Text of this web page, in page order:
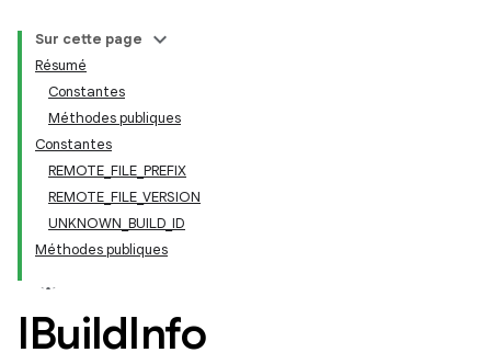
Sur cette page
Résumé
Constantes
Méthodes publiques
Constantes
REMOTE_FILE_PREFIX
REMOTE_FILE_VERSION
UNKNOWN_BUILD_ID
Méthodes publiques
IBuildInfo